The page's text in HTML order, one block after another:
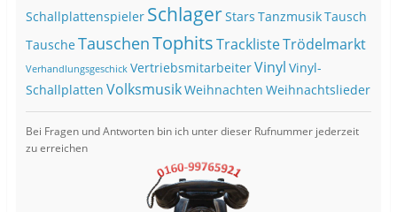
Schallplattenspieler SchlagerStars TanzmusikTausch
TauscheTauschenTophitsTracklisteTrödelmarkt
Verhandlungsgeschick VertriebsmitarbeiterVinyl Vinyl-
Schallplatten VolksmusikWeihnachten Weihnachtslieder
Bei Fragen und Antworten bin ich unter dieser Rufnummer jederzeit
zu erreichen